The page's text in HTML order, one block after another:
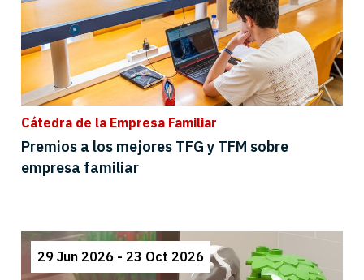
Cátedra de la Empresa Familiar
Premios a los mejores TFG y TFM sobre
empresa familiar
29 Jun 2026 - 23 Oct 2026